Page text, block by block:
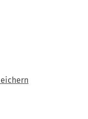
kaum retten –
in
er ebenfalls von
den